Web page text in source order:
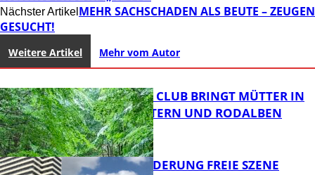
Nächster Artikel MEHR SACHSCHADEN ALS BEUTE – ZEUGEN
GESUCHT!
Weitere Artikel Mehr vom Autor
NEUER MOM CLUB BRINGT MÜTTER IN
KAISERSLAUTERN UND RODALBEN
ZUSAMMEN
PROJEKTFÖRDERUNG FREIE SZENE